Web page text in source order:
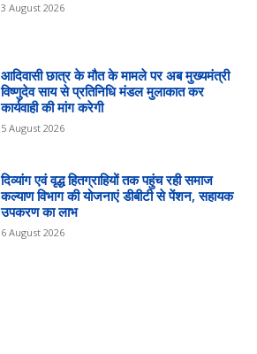
3 August 2026
आदिवासी छात्र के मौत के मामले पर अब मुख्यमंत्री
विष्णुदेव साय से प्रतिनिधि मंडल मुलाकात कर
कार्यवाही की मांग करेगी
5 August 2026
दिव्यांग एवं वृद्ध हितग्राहियों तक पहुंच रही समाज
कल्याण विभाग की योजनाएं डीबीटी से पेंशन, सहायक
उपकरण का लाभ
6 August 2026